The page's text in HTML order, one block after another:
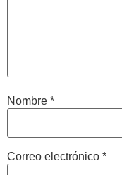
Nombre *
Correo electrónico *